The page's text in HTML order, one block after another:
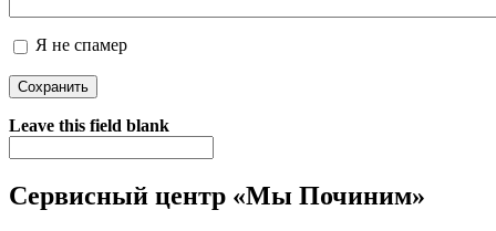
Я не спамер
Я спамер
Leave this field blank
Сервисный центр «Мы Починим»